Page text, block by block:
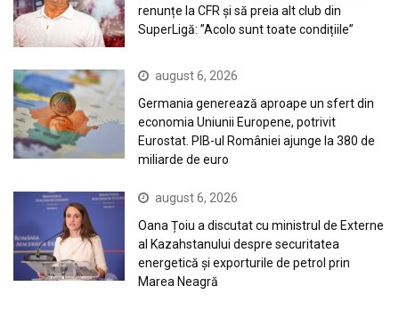
renunțe la CFR și să preia alt club din
SuperLigă: ”Acolo sunt toate condițiile”
august 6, 2026
Germania generează aproape un sfert din
economia Uniunii Europene, potrivit
Eurostat. PIB-ul României ajunge la 380 de
miliarde de euro
august 6, 2026
Oana Țoiu a discutat cu ministrul de Externe
al Kazahstanului despre securitatea
energetică și exporturile de petrol prin
Marea Neagră